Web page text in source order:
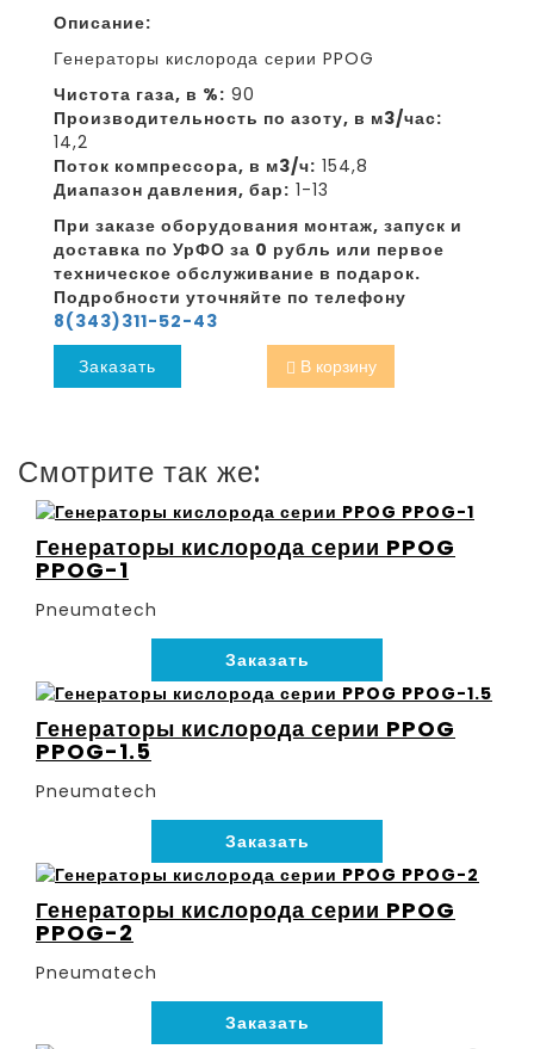
Описание:
Генераторы кислорода серии PPOG
Чистота газа, в %: 90
Производительность по азоту, в м3/час:
14,2
Поток компрессора, в м3/ч: 154,8
Диапазон давления, бар: 1-13
При заказе оборудования монтаж, запуск и
доставка по УрФО за 0 рубль или первое
техническое обслуживание в подарок.
Подробности уточняйте по телефону
8(343)311-52-43
Заказать
В корзину
Смотрите так же:
Генераторы кислорода серии PPOG
PPOG-1
Pneumatech
Заказать
Генераторы кислорода серии PPOG
PPOG-1.5
Pneumatech
Заказать
Генераторы кислорода серии PPOG
PPOG-2
Pneumatech
Заказать